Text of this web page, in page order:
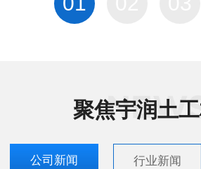
聚焦宇润土
公司新闻 行业新闻